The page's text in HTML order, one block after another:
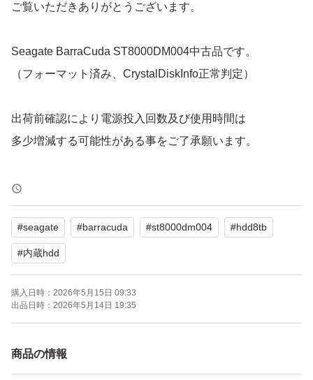
ご覧いただきありがとうございます。
Seagate BarraCuda ST8000DM004中古品です。
（フォーマット済み、CrystalDiskInfo正常判定）
出荷前確認により電源投入回数及び使用時間は
多少増減する可能性がある事をご了承願います。
これまで特に問題なく使用出来ていましたが
トラブル回避の為、落札後は3Nでお願い致します。
再出品ご希望の方はコメント欄にコメント下さい。
ST8000DM004 ［BarraCuda 8TB］
#seagate #barracuda #st8000dm004 #hdd8tb
#内蔵hdd
購入日時： 2026年5月15日 09:33
出品日時： 2026年5月14日 19:35
商品の情報